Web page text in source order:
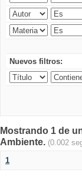
Nuevos filtros:
Mostrando 1 de
Ambiente. (0.002
1